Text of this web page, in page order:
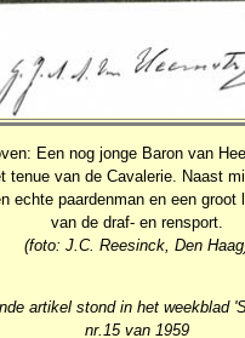
Een nog jonge Baron van
tenue van de Cavalerie. Naast
echte paardenman en een groot
van de draf- en rensport.
(foto: J.C. Reesinck, Den
artikel stond in het weekblad
nr.15 van 1959